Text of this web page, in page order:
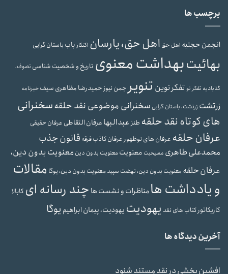
برچسب ها
انجمن حجتیه اهل حق اهل حق، یارسان اکنکار باب باستان گرایی
بهائیتبهداشت معنوی تاریخ و شخصیت شناسی تصوف،
گنابادیه تفکر نوتفکر نوین تنویر جمن نیوز حمیدرضا مظاهری سیفخبرنامه
زرتشت زرتشت، باستان گرایی سخنرانی موضوعی نقد حلقهسخنرانی
های کوتاه نقد حلقه طنز عبدالبهاعرفان التقاطی عرفان حقیقی
عرفان حلقه عرفان های نوظهور عرفان کاذبفرقه قانون جذب
محمدعلی طاهری مسیحیت معنویت معنویت بدون دین معنویت بدون دین،
عرفان حلقه معنویت بدون دین، نهضت سپیدمعنویت بدون دین، یوگا مقالات
و یادداشت هامناظرات و نشست ها چند رسانه ای کابالا
کاریکاتور کتاب های نقد یهودیت یهودیت، پیمان ابراهیم یوگا
آخرین دیدگاه ها
افشین بخشیدرنقد مستند شنود